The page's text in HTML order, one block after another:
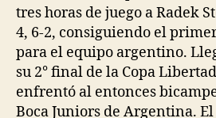
tres horas de juego a Radek
4, 6-2, consiguiendo el
para el equipo argentino.
su 2° final de la Copa
enfrentó al entonces
Boca Juniors de Argentina.